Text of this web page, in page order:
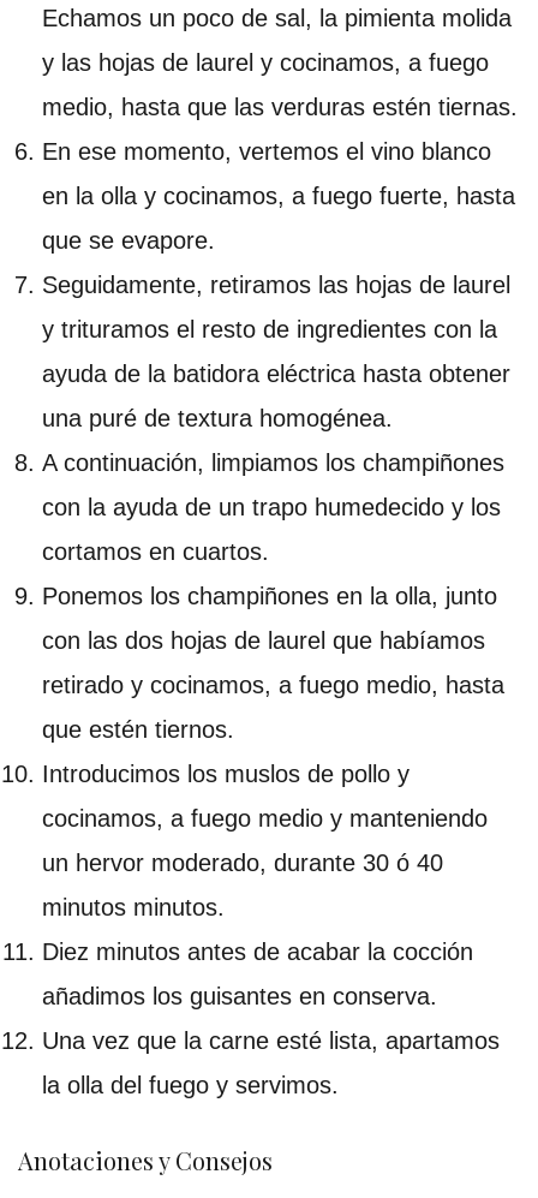
Echamos un poco de sal, la pimienta molida
y las hojas de laurel y cocinamos, a fuego
medio, hasta que las verduras estén tiernas.
En ese momento, vertemos el vino blanco
en la olla y cocinamos, a fuego fuerte, hasta
que se evapore.
Seguidamente, retiramos las hojas de laurel
y trituramos el resto de ingredientes con la
ayuda de la batidora eléctrica hasta obtener
una puré de textura homogénea.
A continuación, limpiamos los champiñones
con la ayuda de un trapo humedecido y los
cortamos en cuartos.
Ponemos los champiñones en la olla, junto
con las dos hojas de laurel que habíamos
retirado y cocinamos, a fuego medio, hasta
que estén tiernos.
Introducimos los muslos de pollo y
cocinamos, a fuego medio y manteniendo
un hervor moderado, durante 30 ó 40
minutos minutos.
Diez minutos antes de acabar la cocción
añadimos los guisantes en conserva.
Una vez que la carne esté lista, apartamos
la olla del fuego y servimos.
Anotaciones y Consejos